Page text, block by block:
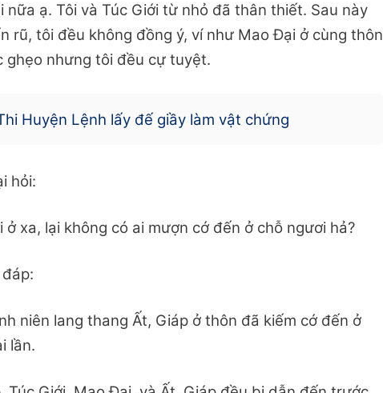
nữa ạ. Tôi và Túc Giới từ nhỏ đã thân thiết. Sau này
rũ, tôi đều không đồng ý, ví như Mao Đại ở cùng thôn
ghẹo nhưng tôi đều cự tuyệt.
Huyện Lệnh lấy đế giầy làm vật chứng
hỏi:
ở xa, lại không có ai mượn cớ đến ở chỗ ngươi hả?
niên lang thang Ất, Giáp ở thôn đã kiếm cớ đến ở
lần.